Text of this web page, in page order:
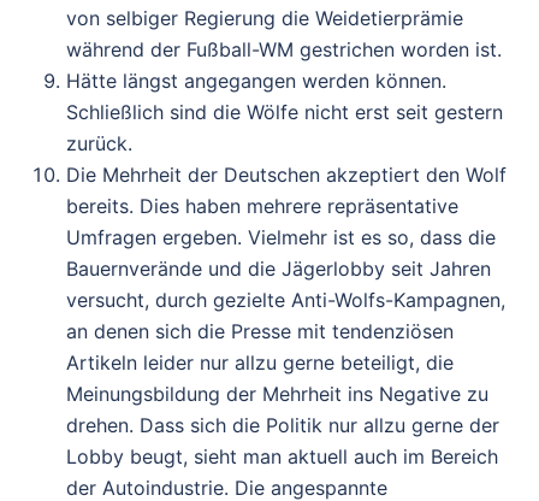
von selbiger Regierung die Weidetierprämie
während der Fußball-WM gestrichen worden ist.
Hätte längst angegangen werden können.
Schließlich sind die Wölfe nicht erst seit gestern
zurück.
Die Mehrheit der Deutschen akzeptiert den Wolf
bereits. Dies haben mehrere repräsentative
Umfragen ergeben. Vielmehr ist es so, dass die
Bauernverände und die Jägerlobby seit Jahren
versucht, durch gezielte Anti-Wolfs-Kampagnen,
an denen sich die Presse mit tendenziösen
Artikeln leider nur allzu gerne beteiligt, die
Meinungsbildung der Mehrheit ins Negative zu
drehen. Dass sich die Politik nur allzu gerne der
Lobby beugt, sieht man aktuell auch im Bereich
der Autoindustrie. Die angespannte